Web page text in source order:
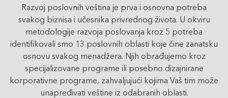
Razvoj poslovnih veština je prva i osnovna potreba
svakog biznisa i učesnika privrednog života. U okviru
metodologije razvoja poslovanja kroz 5 potreba
identifikovali smo 13 poslovnih oblasti koje čine zanatsku
osnovu svakog menadžera. Njih obrađujemo kroz
specijalizovane programe ili posebno dizajnirane
korporativne programe, zahvaljujući kojima Vaš tim može
unapređivati veštine iz odabranih oblasti.